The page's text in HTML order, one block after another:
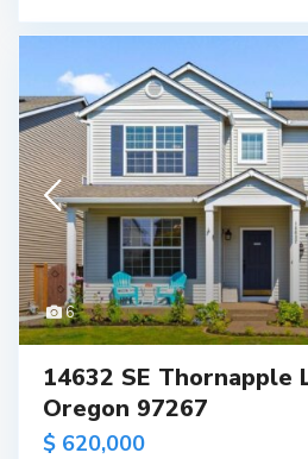
6
14632 SE Thornapple
Oregon 97267
$ 620,000